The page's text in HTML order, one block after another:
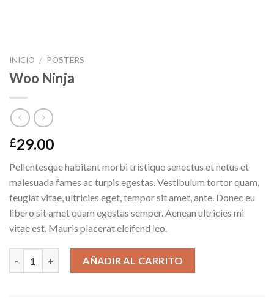
INICIO / POSTERS
Woo Ninja
£29.00
Pellentesque habitant morbi tristique senectus et netus et
malesuada fames ac turpis egestas. Vestibulum tortor quam,
feugiat vitae, ultricies eget, tempor sit amet, ante. Donec eu
libero sit amet quam egestas semper. Aenean ultricies mi
vitae est. Mauris placerat eleifend leo.
AÑADIR AL CARRITO